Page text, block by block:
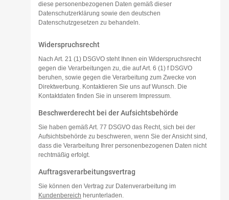
diese personenbezogenen Daten gemäß dieser
Datenschutzerklärung sowie den deutschen
Datenschutzgesetzen zu behandeln.
Widerspruchsrecht
Nach Art. 21 (1) DSGVO steht Ihnen ein Widerspruchsrecht
gegen die Verarbeitungen zu, die auf Art. 6 (1) f DSGVO
beruhen, sowie gegen die Verarbeitung zum Zwecke von
Direktwerbung. Kontaktieren Sie uns auf Wunsch. Die
Kontaktdaten finden Sie in unserem Impressum.
Beschwerderecht bei der Aufsichtsbehörde
Sie haben gemäß Art. 77 DSGVO das Recht, sich bei der
Aufsichtsbehörde zu beschweren, wenn Sie der Ansicht sind,
dass die Verarbeitung Ihrer personenbezogenen Daten nicht
rechtmäßig erfolgt.
Auftragsverarbeitungsvertrag
Sie können den Vertrag zur Datenverarbeitung im
Kundenbereich herunterladen.